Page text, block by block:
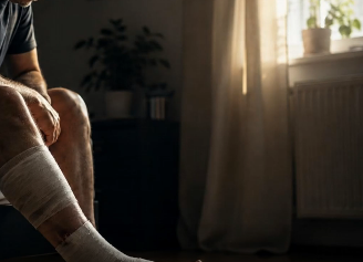
ist.
Es gibt auch ein paar
Andere Faktoren, die die